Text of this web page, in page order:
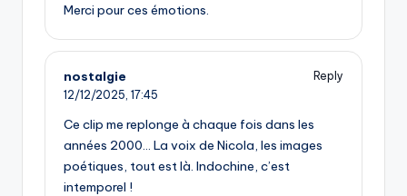
Merci pour ces émotions.
nostalgie
Reply
12/12/2025, 17:45
Ce clip me replonge à chaque fois dans les
années 2000… La voix de Nicola, les images
poétiques, tout est là. Indochine, c’est
intemporel !